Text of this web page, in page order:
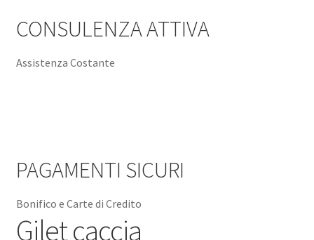
CONSULENZA ATTIVA
Assistenza Costante
PAGAMENTI SICURI
Bonifico e Carte di Credito
Gilet caccia